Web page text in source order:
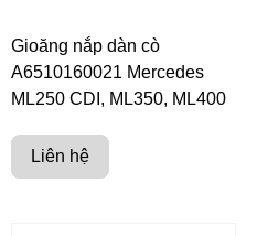
Gioăng nắp dàn cò
A6510160021 Mercedes
ML250 CDI, ML350, ML400
Liên hệ